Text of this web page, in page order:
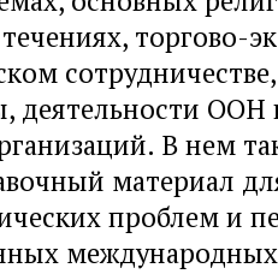
торгово-
деятельности ООН
В нем
материал
проблем и